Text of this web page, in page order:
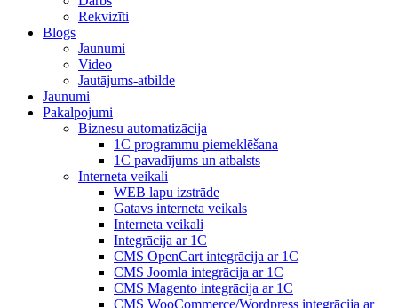
Rekvizīti
Blogs
Jaunumi
Video
Jautājums-atbilde
Jaunumi
Pakalpojumi
Biznesu automatizācija
1С programmu piemeklēšana
1С pavadījums un atbalsts
Interneta veikali
WEB lapu izstrāde
Gatavs interneta veikals
Interneta veikali
Integrācija ar 1C
CMS OpenCart integrācija ar 1C
CMS Joomla integrācija ar 1C
CMS Magento integrācija ar 1C
CMS WooCommerce/Wordpress integrācija ar